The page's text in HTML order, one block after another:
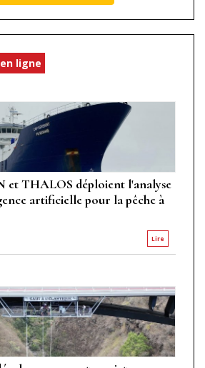
ligne
et THALOS déploient l'analyse
artificielle pour la pêche à
Lire